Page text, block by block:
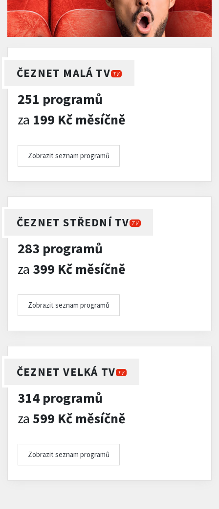
ČEZNET MALÁ TV TV
251 programů
za 199 Kč měsíčně
Zobrazit seznam programů
ČEZNET STŘEDNÍ TV TV
283 programů
za 399 Kč měsíčně
Zobrazit seznam programů
ČEZNET VELKÁ TV TV
314 programů
za 599 Kč měsíčně
Zobrazit seznam programů